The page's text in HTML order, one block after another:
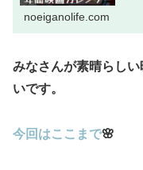
noeiganolife.com
みなさんが素晴らし
いです。
今回はここまで🌸